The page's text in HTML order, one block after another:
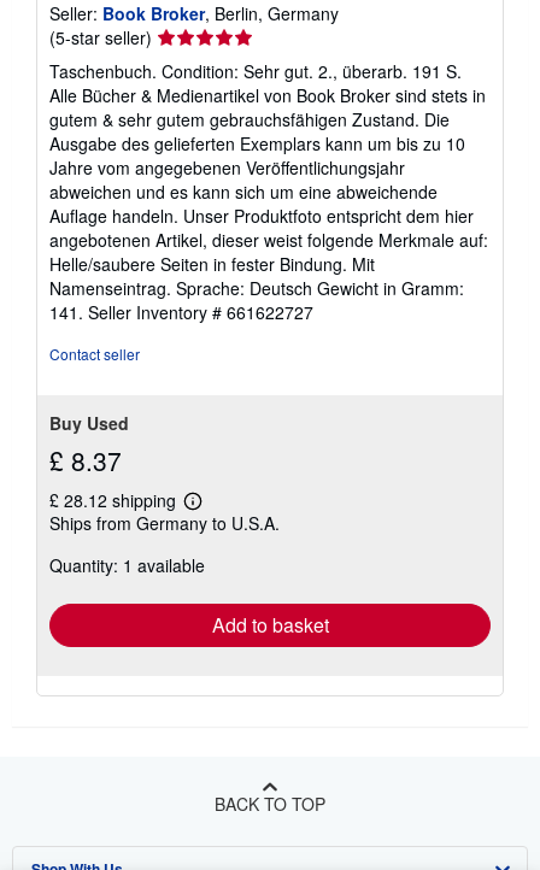
Seller: Book Broker, Berlin, Germany
(5-star seller) Seller
rating
5
out
of
5
stars
Taschenbuch. Condition: Sehr gut. 2., überarb. 191 S.
Alle Bücher & Medienartikel von Book Broker sind stets in
gutem & sehr gutem gebrauchsfähigen Zustand. Die
Ausgabe des gelieferten Exemplars kann um bis zu 10
Jahre vom angegebenen Veröffentlichungsjahr
abweichen und es kann sich um eine abweichende
Auflage handeln. Unser Produktfoto entspricht dem hier
angebotenen Artikel, dieser weist folgende Merkmale auf:
Helle/saubere Seiten in fester Bindung. Mit
Namenseintrag. Sprache: Deutsch Gewicht in Gramm:
141. Seller Inventory # 661622727
Contact seller
Buy Used
£ 8.37
£ 28.12 shipping
Learn
more
shipping
Ships from Germany to U.S.A.
Quantity: 1 available
Add to basket
BACK TO TOP